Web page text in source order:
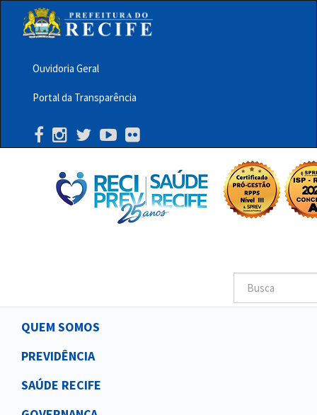
principalMenu
Barra
Topo
PCR
Ouvidoria Geral
Portal da Transparência
Buscar
Main
navigation
QUEM SOMOS
PREVIDÊNCIA
SAÚDE RECIFE